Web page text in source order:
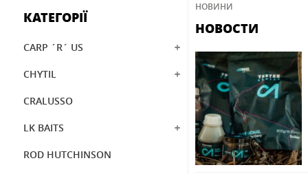
КАТЕГОРІЇ
CARP ´R´ US
CHYTIL
CRALUSSO
LK BAITS
ROD HUTCHINSON
НОВИНИ
НОВОСТИ